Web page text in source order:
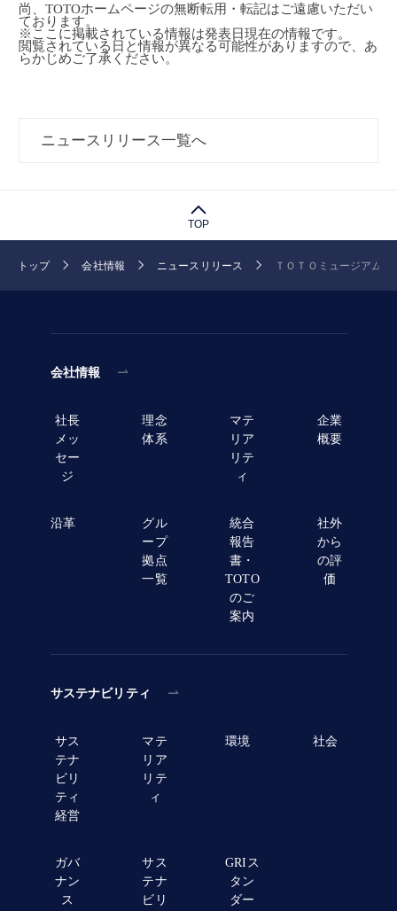
尚、TOTOホームページの無断転用・転記はご遠慮いただい
ております。
※ここに掲載されている情報は発表日現在の情報です。
閲覧されている日と情報が異なる可能性がありますので、あ
らかじめご了承ください。
ニュースリリース一覧へ
TOP
トップ 会社情報 ニュースリリース ＴＯＴＯミュージアム
会社情報
社長
メッ
セー
ジ
理念
体系
マテ
リア
リテ
ィ
企業
概要
沿革
グル
ープ
拠点
一覧
統合
報告
書・
TOTO
のご
案内
社外
から
の評
価
サステナビリティ
サス
テナ
ビリ
ティ
経営
マテ
リア
リテ
ィ
環境 社会
ガバ
ナン
ス
サス
テナ
ビリ
GRIス
タン
ダー